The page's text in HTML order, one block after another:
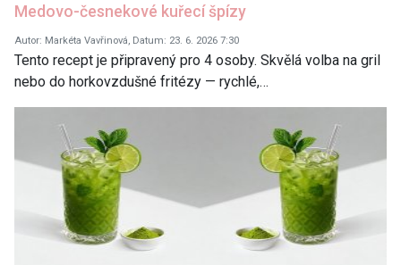
Medovo-česnekové kuřecí špízy
Autor: Markéta Vavřinová, Datum: 23. 6. 2026 7:30
Tento recept je připravený pro 4 osoby. Skvělá volba na gril
nebo do horkovzdušné fritézy — rychlé,…